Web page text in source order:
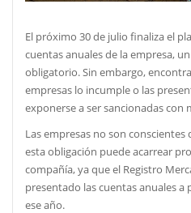
El próximo 30 de julio finaliza el
cuentas anuales de la empresa,
obligatorio. Sin embargo,
empresas lo incumple o las
exponerse a ser sancionadas con
Las empresas no son
esta obligación puede acarrear
compañía, ya que el Registro
presentado las cuentas anuales
ese año.